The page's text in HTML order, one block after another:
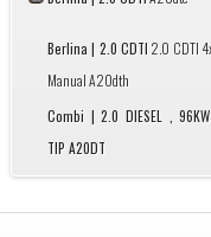
Berlina | 2.0 CDTI 2.0 CDTI
Manual A20dth
Combi | 2.0 DIESEL , 96KW ,
TIP A20DT